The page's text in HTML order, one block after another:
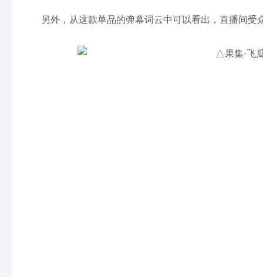
另外，从这款单品的弹幕词云中可以看出，直播间受